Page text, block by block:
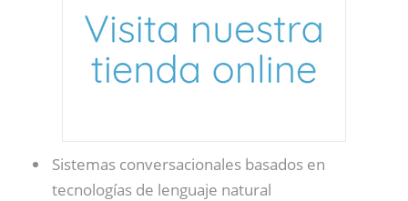
Sistemas conversacionales basados en
tecnologías de lenguaje natural